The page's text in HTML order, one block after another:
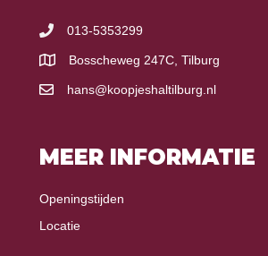
013-5353299
Bosscheweg 247C, Tilburg
hans@koopjeshaltilburg.nl
MEER INFORMATIE
Openingstijden
Locatie